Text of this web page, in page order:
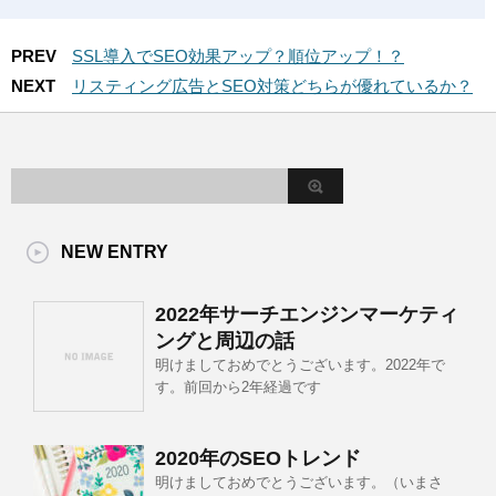
PREV
SSL導入でSEO効果アップ？順位アップ！？
NEXT
リスティング広告とSEO対策どちらが優れているか？
NEW ENTRY
2022年サーチエンジンマーケティ
ングと周辺の話
明けましておめでとうございます。2022年で
す。前回から2年経過です
2020年のSEOトレンド
明けましておめでとうございます。（いまさ